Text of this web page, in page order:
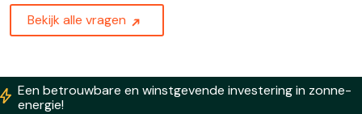
Bekijk alle vragen
Een betrouwbare en winstgevende investering in zonne-
energie!